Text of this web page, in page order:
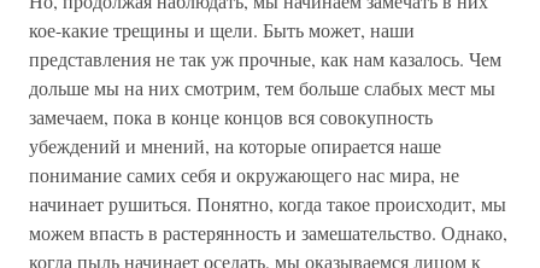
кое-какие трещины и щели. Быть может, наши
представления не так уж прочные, как нам казалось. Чем
дольше мы на них смотрим, тем больше слабых мест мы
замечаем, пока в конце концов вся совокупность
убеждений и мнений, на которые опирается наше
понимание самих себя и окружающего нас мира, не
начинает рушиться. Понятно, когда такое происходит, мы
можем впасть в растерянность и замешательство. Однако,
когда пыль начинает оседать, мы оказываемся лицом к